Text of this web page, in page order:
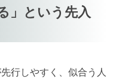
」という先入
行しやすく、似合う人